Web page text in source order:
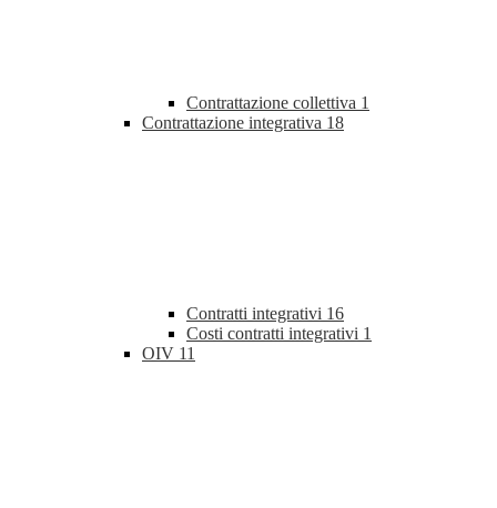
Contrattazione collettiva 1
Contrattazione integrativa 18
Contratti integrativi 16
Costi contratti integrativi 1
OIV 11